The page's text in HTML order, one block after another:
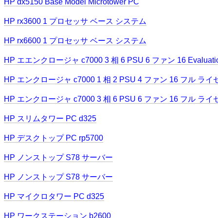
HP dx5150 Base Model Microtower PC
HP rx3600 1 プロセッサ ベース システム
HP rx6600 1 プロセッサ ベース システム
HP エエンクロージャ c7000 3 相 6 PSU 6 ファン 16
HP エンクロージャ c7000 1 相 2 PSU 4 ファン 16 フル ライ
HP エンクロージャ c7000 3 相 6 PSU 6 ファン 16 フル ライ
HP スリムタワー PC d325
HP デスクトップ PC rp5700
HP ノンストップ S78 サーバー
HP ノンストップ S78 サーバー
HP マイクロタワー PC d325
HP ワークステーション b2600